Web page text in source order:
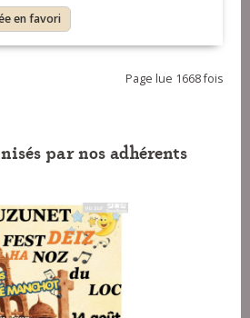
en favori
Page lue 1668 fois
par nos adhérents